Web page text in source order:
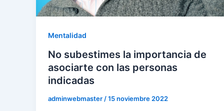
Mentalidad
No subestimes la importancia de
asociarte con las personas
indicadas
adminwebmaster /15 noviembre 2022